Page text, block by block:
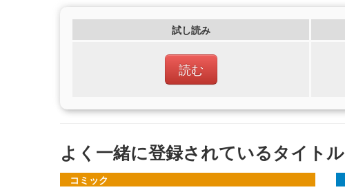
試し読み
読む
よく一緒に登録されているタイトル
コミック